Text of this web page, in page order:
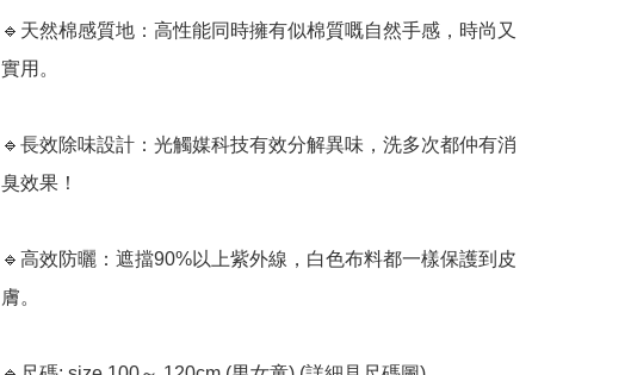
🔹天然棉感質地：高性能同時擁有似棉質嘅自然手感，時尚又
實用。
🔹長效除味設計：光觸媒科技有效分解異味，洗多次都仲有消
臭效果！
🔹高效防曬：遮擋90%以上紫外線，白色布料都一樣保護到皮
膚。